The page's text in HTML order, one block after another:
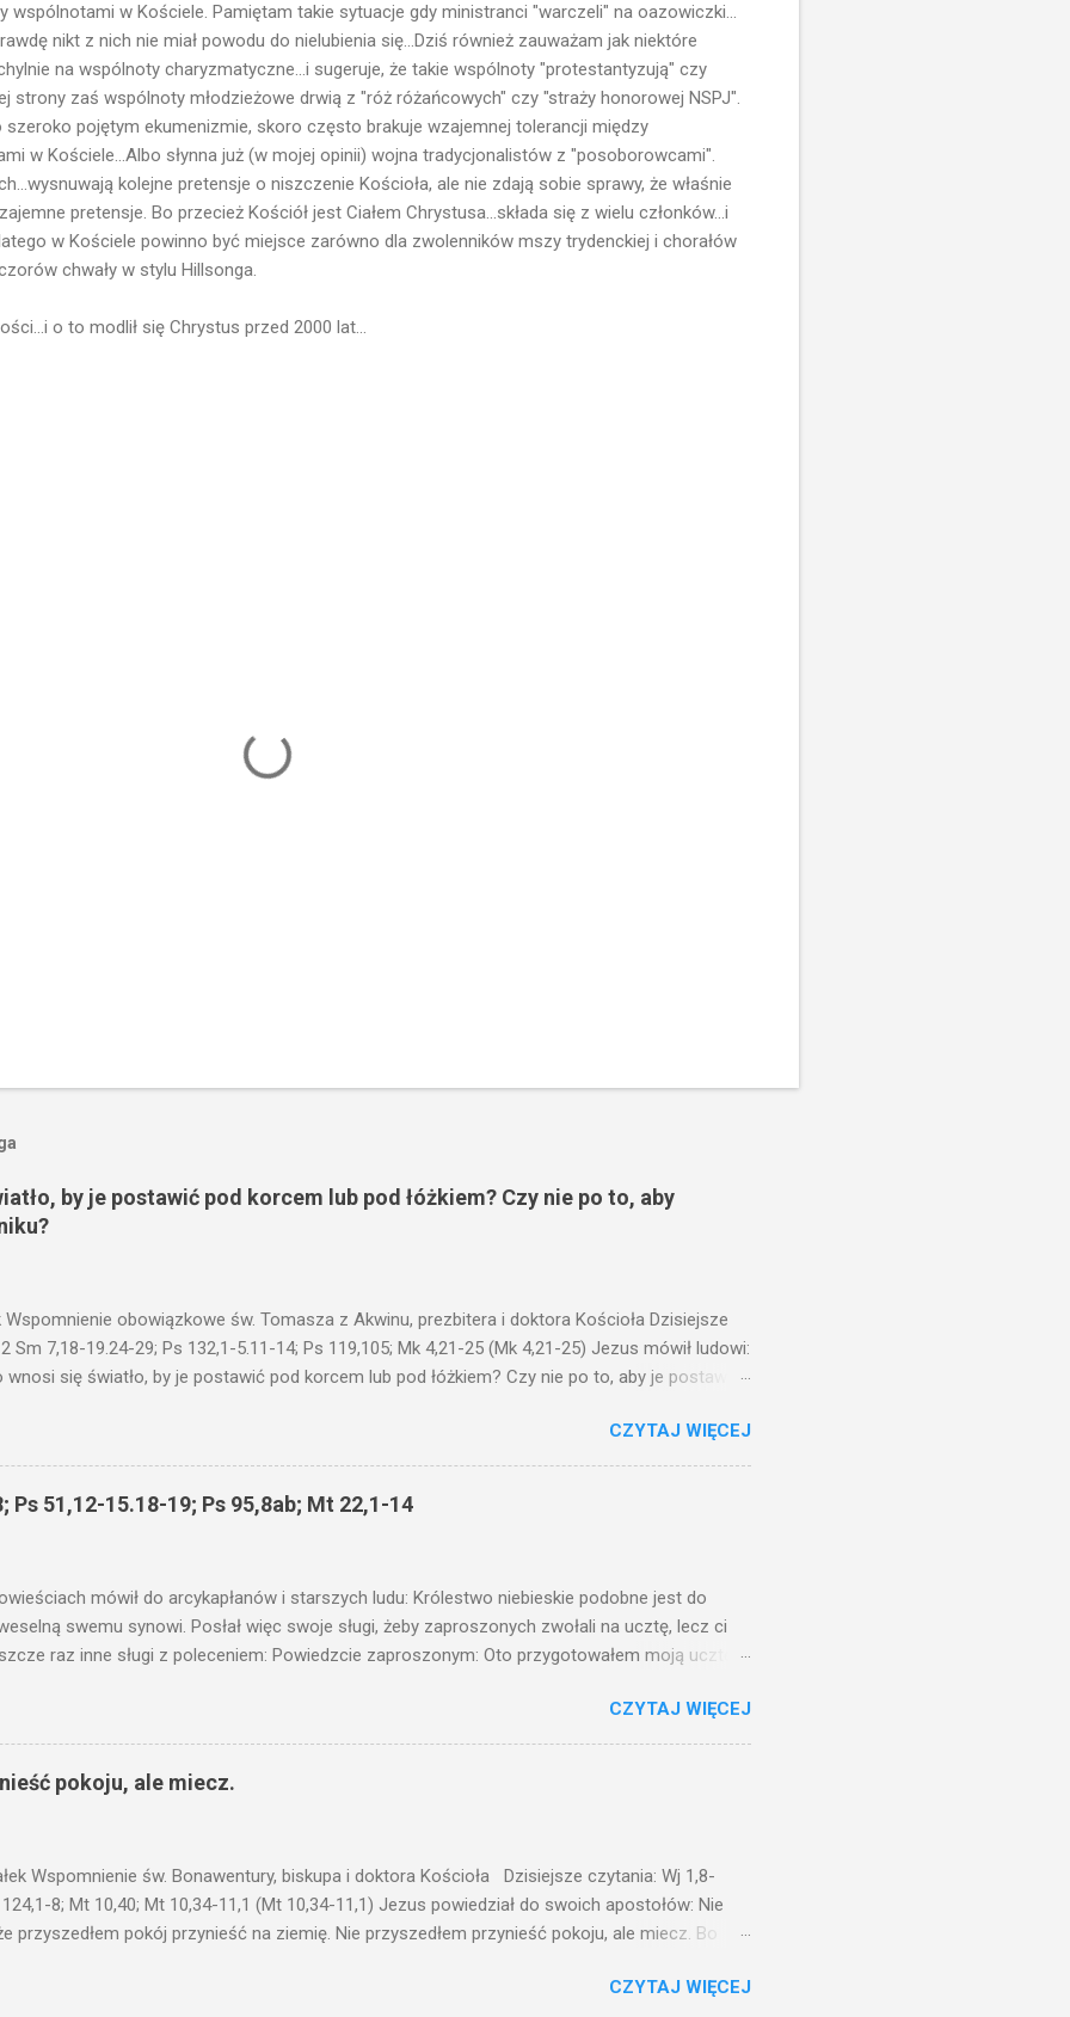
wspólnotami w Kościele. Pamiętam takie sytuacje gdy ministranci "warczeli" na oazowiczki...
nikt z nich nie miał powodu do nielubienia się...Dziś również zauważam jak niektóre
na wspólnoty charyzmatyczne...i sugeruje, że takie wspólnoty "protestantyzują" czy
strony zaś wspólnoty młodzieżowe drwią z "róż różańcowych" czy "straży honorowej NSPJ".
pojętym ekumenizmie, skoro często brakuje wzajemnej tolerancji między
w Kościele...Albo słynna już (w mojej opinii) wojna tradycjonalistów z "posoborowcami".
kolejne pretensje o niszczenie Kościoła, ale nie zdają sobie sprawy, że właśnie
pretensje. Bo przecież Kościół jest Ciałem Chrystusa...składa się z wielu członków...i
w Kościele powinno być miejsce zarówno dla zwolenników mszy trydenckiej i chorałów
chwały w stylu Hillsonga.
o to modlił się Chrystus przed 2000 lat...
by je postawić pod korcem lub pod łóżkiem? Czy nie po to, aby
Wspomnienie obowiązkowe św. Tomasza z Akwinu, prezbitera i doktora Kościoła Dzisiejsze
Sm 7,18-19.24-29; Ps 132,1-5.11-14; Ps 119,105; Mk 4,21-25 (Mk 4,21-25) Jezus mówił ludowi:
wnosi się światło, by je postawić pod korcem lub pod łóżkiem? Czy nie po to, aby je postawić
I mówił im: Uważajcie na to, czego słuchacie. Taką samą miarą, jaką wy mierzycie,
i jeszcze wam dołożą. Bo kto ma, temu będzie dane; a kto nie ma, pozbawią go i tego, co
fragmencie z Ewangelii Jezus kontynuuje przypowieści.... Czy po to wnosi się światło,
pod korcem lub pod łóżkiem? Czy nie po to, aby je postawić na świeczniku? Nie ma
CZYTAJ WIĘCEJ
Ps 51,12-15.18-19; Ps 95,8ab; Mt 22,1-14
mówił do arcykapłanów i starszych ludu: Królestwo niebieskie podobne jest do
swemu synowi. Posłał więc swoje sługi, żeby zaproszonych zwołali na ucztę, lecz ci
raz inne sługi z poleceniem: Powiedzcie zaproszonym: Oto przygotowałem moją ucztę:
a inni pochwycili jego sługi i znieważywszy [ich], pozabijali. Na to król uniósł się
i kazał wytracić owych zabójców, a miasto ich spalić. Wtedy rzekł swoim sługom: Uczta
nie byli jej godni. Idźcie więc na rozstajne drogi i zaproście na ucztę wszystkich,
wyszli na drogi i sprowadzili wszystkich, których napotkali: złych i dobrych. I sala zapełniła się
się pr...
CZYTAJ WIĘCEJ
pokoju, ale miecz.
Wspomnienie św. Bonawentury, biskupa i doktora Kościoła Dzisiejsze czytania: Wj 1,8-
124,1-8; Mt 10,40; Mt 10,34-11,1 (Mt 10,34-11,1) Jezus powiedział do swoich apostołów: Nie
przyszedłem pokój przynieść na ziemię. Nie przyszedłem przynieść pokoju, ale miecz. Bo
jego domownicy. Kto kocha ojca lub matkę bardziej niż Mnie, nie jest Mnie godzien. I kto kocha
CZYTAJ WIĘCEJ